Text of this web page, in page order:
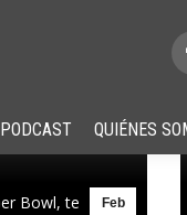
PODCAST QUIÉNES
Feb
Bowl, te